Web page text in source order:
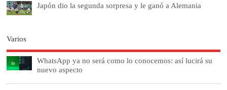
Japón dio la segunda sorpresa y le ganó a Alemania
Varios
WhatsApp ya no será como lo conocemos: así lucirá su
nuevo aspecto